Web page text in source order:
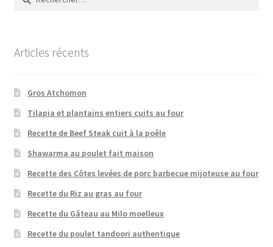
Articles récents
Gros Atchomon
Tilapia et plantains entiers cuits au four
Recette de Beef Steak cuit à la poêle
Shawarma au poulet fait maison
Recette des Côtes levées de porc barbecue mijoteuse au four
Recette du Riz au gras au four
Recette du Gâteau au Milo moelleux
Recette du poulet tandoori authentique